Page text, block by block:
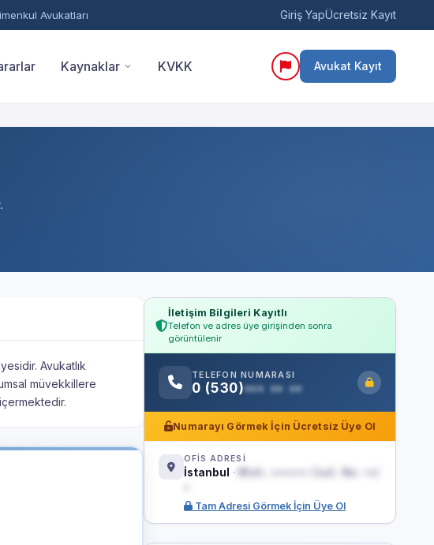
Avukatları Giriş YapÜcretsiz Kayıt
Kaynaklar KVKK Avukat Kayıt
Avukatlık
müvekkillere
İletişim Bilgileri Kayıtlı
Telefon ve adres üye girişinden sonra
görüntülenir
TELEFON NUMARASI
0 (530)••• •• ••
Numarayı Görmek İçin Ücretsiz Üye Ol
OFİS ADRESİ
İstanbul ·
Mah. ••••••• Cad. No: ••/
Tam Adresi Görmek İçin Üye Ol